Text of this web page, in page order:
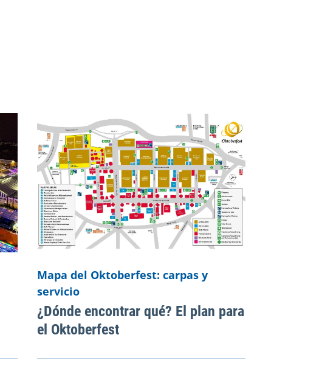
Mapa del Oktoberfest: carpas y
servicio
¿Dónde encontrar qué? El plan para
el Oktoberfest